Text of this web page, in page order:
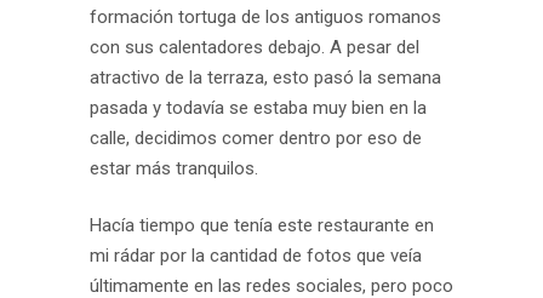
formación tortuga de los antiguos romanos
con sus calentadores debajo. A pesar del
atractivo de la terraza, esto pasó la semana
pasada y todavía se estaba muy bien en la
calle, decidimos comer dentro por eso de
estar más tranquilos.
Hacía tiempo que tenía este restaurante en
mi rádar por la cantidad de fotos que veía
últimamente en las redes sociales, pero poco